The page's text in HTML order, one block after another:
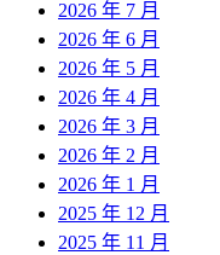
2026 年 7 月
2026 年 6 月
2026 年 5 月
2026 年 4 月
2026 年 3 月
2026 年 2 月
2026 年 1 月
2025 年 12 月
2025 年 11 月